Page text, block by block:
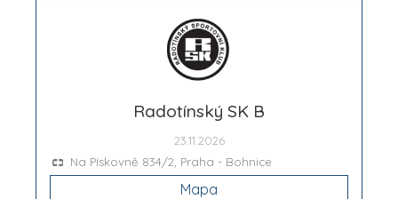
Radotínský SK B
23.11.2026
Na Pískovně 834/2, Praha - Bohnice
Mapa